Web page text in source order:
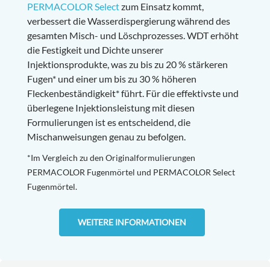
PERMACOLOR Selectzum Einsatz kommt,
verbessert die Wasserdispergierung während des
gesamten Misch- und Löschprozesses. WDT erhöht
die Festigkeit und Dichte unserer
Injektionsprodukte, was zu bis zu 20 % stärkeren
Fugen* und einer um bis zu 30 % höheren
Fleckenbeständigkeit* führt. Für die effektivste und
überlegene Injektionsleistung mit diesen
Formulierungen ist es entscheidend, die
Mischanweisungen genau zu befolgen.
*Im Vergleich zu den Originalformulierungen
PERMACOLOR Fugenmörtel und PERMACOLOR Select
Fugenmörtel.
WEITERE INFORMATIONEN